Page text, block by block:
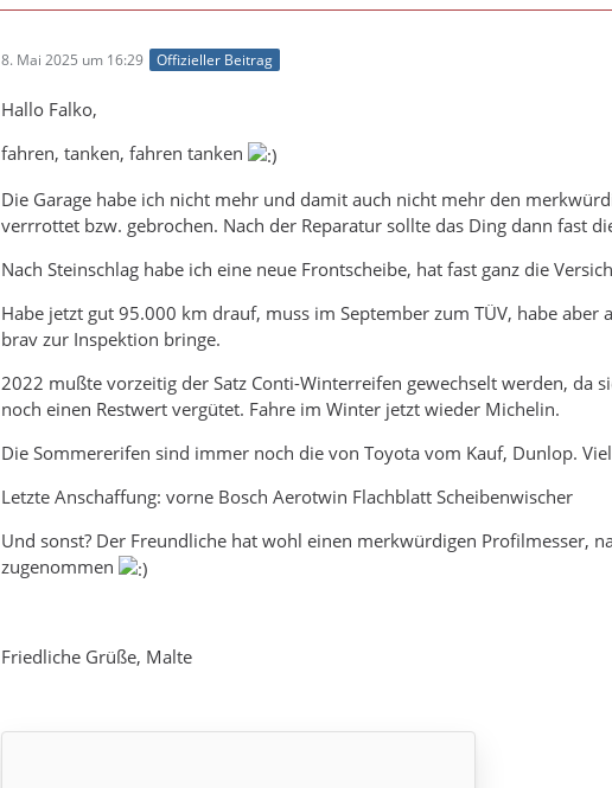
8. Mai 2025 um 16:29 Offizieller Beitrag
Hallo Falko,
fahren, tanken, fahren tanken
Die Garage habe ich nicht mehr und damit auch nicht mehr den
verrrottet bzw. gebrochen. Nach der Reparatur sollte das Ding dann fast
Nach Steinschlag habe ich eine neue Frontscheibe, hat fast ganz die
Habe jetzt gut 95.000 km drauf, muss im September zum TÜV, habe
brav zur Inspektion bringe.
2022 mußte vorzeitig der Satz Conti-Winterreifen gewechselt werden, da
noch einen Restwert vergütet. Fahre im Winter jetzt wieder Michelin.
Die Sommererifen sind immer noch die von Toyota vom Kauf, Dunlop.
Letzte Anschaffung: vorne Bosch Aerotwin Flachblatt Scheibenwischer
Und sonst? Der Freundliche hat wohl einen merkwürdigen Profilmesser,
zugenommen
Friedliche Grüße, Malte